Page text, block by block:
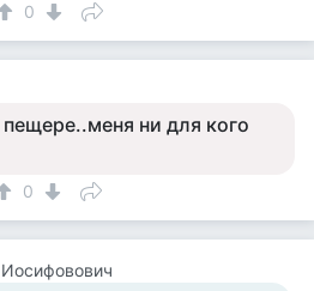
0
ни для кого
0